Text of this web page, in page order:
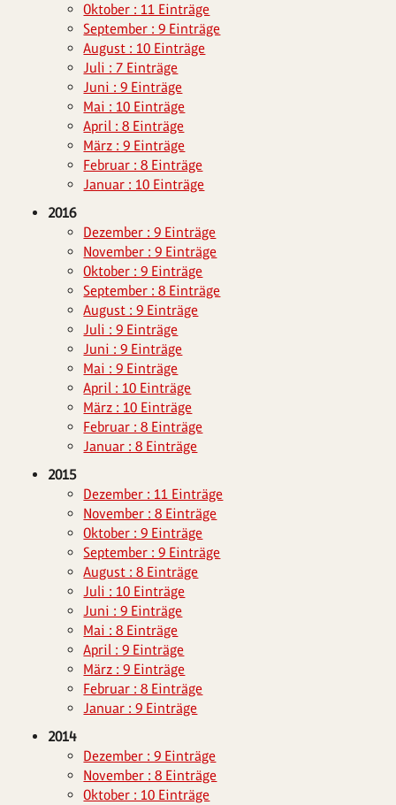
Oktober : 11 Einträge
September : 9 Einträge
August : 10 Einträge
Juli : 7 Einträge
Juni : 9 Einträge
Mai : 10 Einträge
April : 8 Einträge
März : 9 Einträge
Februar : 8 Einträge
Januar : 10 Einträge
2016
Dezember : 9 Einträge
November : 9 Einträge
Oktober : 9 Einträge
September : 8 Einträge
August : 9 Einträge
Juli : 9 Einträge
Juni : 9 Einträge
Mai : 9 Einträge
April : 10 Einträge
März : 10 Einträge
Februar : 8 Einträge
Januar : 8 Einträge
2015
Dezember : 11 Einträge
November : 8 Einträge
Oktober : 9 Einträge
September : 9 Einträge
August : 8 Einträge
Juli : 10 Einträge
Juni : 9 Einträge
Mai : 8 Einträge
April : 9 Einträge
März : 9 Einträge
Februar : 8 Einträge
Januar : 9 Einträge
2014
Dezember : 9 Einträge
November : 8 Einträge
Oktober : 10 Einträge